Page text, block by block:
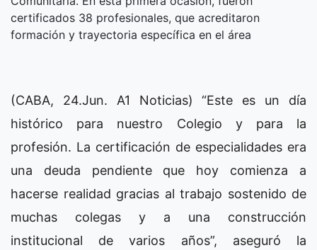
certificados 38 profesionales, que acreditaron
formación y trayectoria específica en el área
(CABA, 24.Jun. A1 Noticias) “Este es un día
histórico para nuestro Colegio y para la
profesión. La certificación de especialidades era
una deuda pendiente que hoy comienza a
hacerse realidad gracias al trabajo sostenido de
muchas colegas y a una construcción
institucional de varios años”, aseguró la